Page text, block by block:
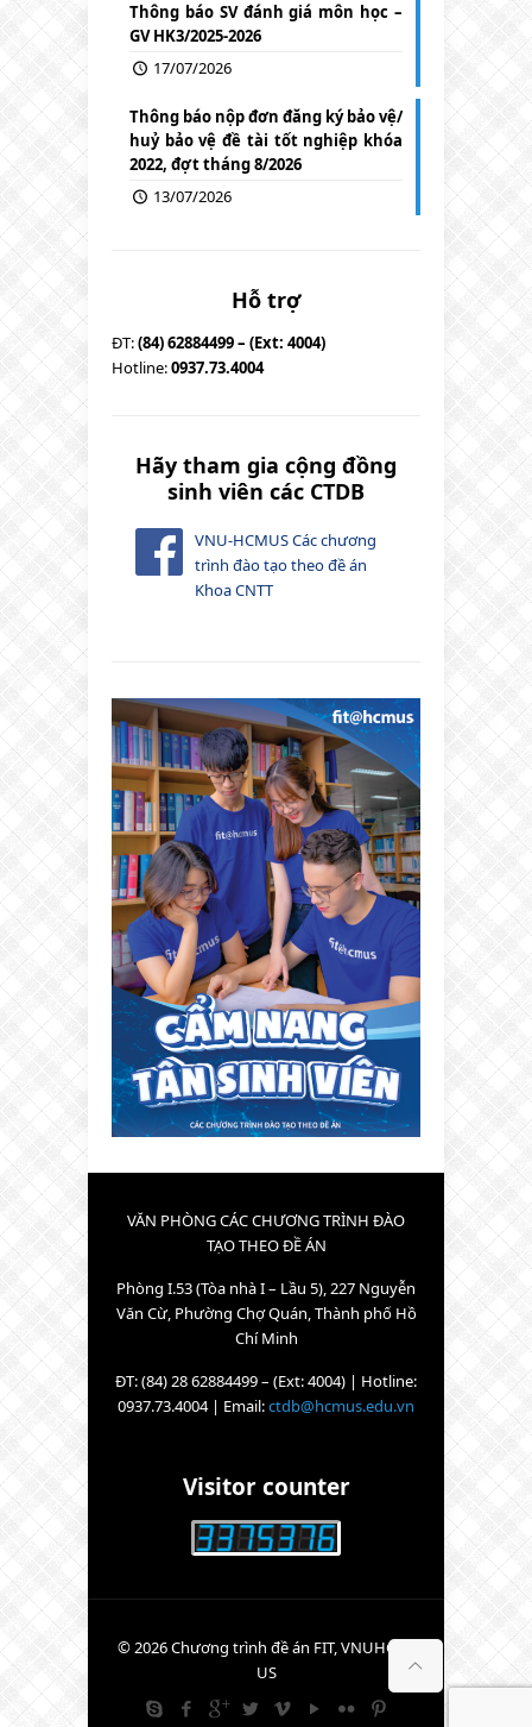
Thông báo SV đánh giá môn học –
GV HK3/2025-2026
17/07/2026
Thông báo nộp đơn đăng ký bảo vệ/
huỷ bảo vệ đề tài tốt nghiệp khóa
2022, đợt tháng 8/2026
13/07/2026
Hỗ trợ
ĐT:(84) 62884499 – (Ext: 4004)
Hotline:0937.73.4004
Hãy tham gia cộng đồng
sinh viên các CTDB
VNU-HCMUS Các chương
trình đào tạo theo đề án
Khoa CNTT
VĂN PHÒNG CÁC CHƯƠNG TRÌNH ĐÀO
TẠO THEO ĐỀ ÁN
Phòng I.53 (Tòa nhà I – Lầu 5), 227 Nguyễn
Văn Cừ, Phường Chợ Quán, Thành phố Hồ
Chí Minh
ĐT: (84) 28 62884499 – (Ext: 4004) | Hotline:
0937.73.4004 | Email:ctdb@hcmus.edu.vn
Visitor counter
© 2026 Chương trình đề án FIT, VNUHCM-
US